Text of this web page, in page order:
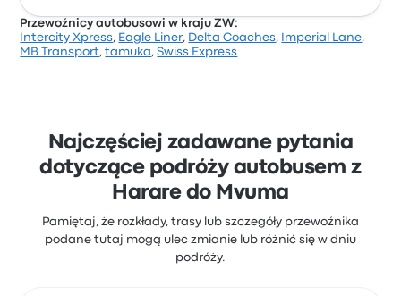
Na podstawie 293 opinii firma otrzymała w Busbud
Przewoźnicy autobusowi w kraju ZW:
Intercity Xpress, Eagle Liner, Delta Coaches, Imperial Lane,
MB Transport,tamuka,Swiss Express
Najczęściej zadawane pytania
dotyczące podróży autobusem z
Harare do Mvuma
Pamiętaj, że rozkłady, trasy lub szczegóły przewoźnika
podane tutaj mogą ulec zmianie lub różnić się w dniu
podróży.